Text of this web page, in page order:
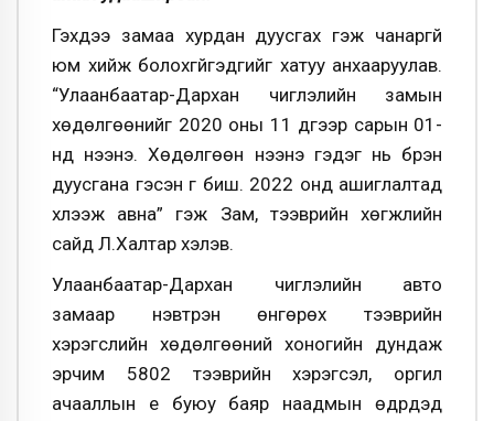
Гэхдээ замаа хурдан дуусгах гэж чанаргүй
юм хийж болохгүйгэдгийг хатуу анхааруулав.
“Улаанбаатар-Дархан чиглэлийн замын
хөдөлгөөнийг 2020 оны 11 дүгээр сарын 01-
нд нээнэ. Хөдөлгөөн нээнэ гэдэг нь бүрэн
дуусгана гэсэн үг биш. 2022 онд ашиглалтад
хүлээж авна” гэж Зам, тээврийн хөгжлийн
сайд Л.Халтар хэлэв.
Улаанбаатар-Дархан чиглэлийн авто
замаар нэвтрэн өнгөрөх тээврийн
хэрэгслийн хөдөлгөөний хоногийн дундаж
эрчим 5802 тээврийн хэрэгсэл, оргил
ачааллын үе буюу баяр наадмын өдрүүдэд